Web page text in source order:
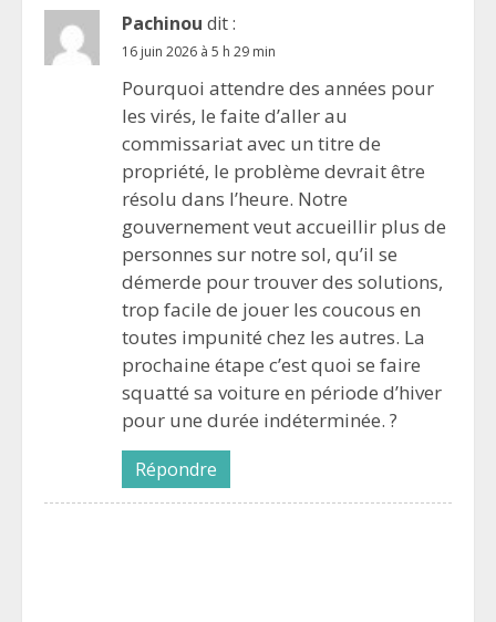
Pachinou dit :
16 juin 2026 à 5 h 29 min
Pourquoi attendre des années pour
les virés, le faite d’aller au
commissariat avec un titre de
propriété, le problème devrait être
résolu dans l’heure. Notre
gouvernement veut accueillir plus de
personnes sur notre sol, qu’il se
démerde pour trouver des solutions,
trop facile de jouer les coucous en
toutes impunité chez les autres. La
prochaine étape c’est quoi se faire
squatté sa voiture en période d’hiver
pour une durée indéterminée. ?
Répondre